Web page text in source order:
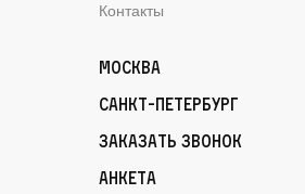
Контакты
Москва
Санкт-Петербург
Заказать звонок
Анкета